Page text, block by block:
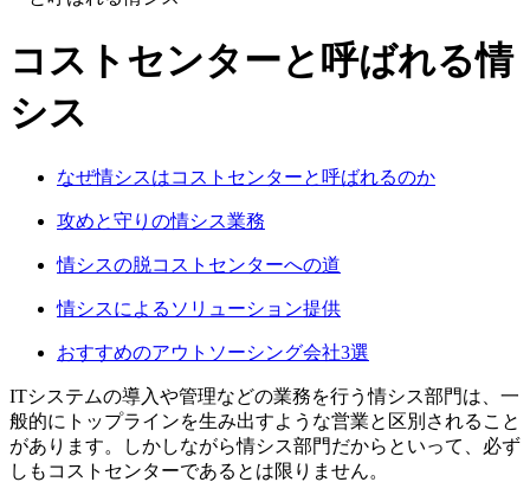
コストセンターと呼ばれる情
シス
なぜ情シスはコストセンターと呼ばれるのか
攻めと守りの情シス業務
情シスの脱コストセンターへの道
情シスによるソリューション提供
おすすめのアウトソーシング会社3選
ITシステムの導入や管理などの業務を行う情シス部門は、一
般的にトップラインを生み出すような営業と区別されること
があります。しかしながら情シス部門だからといって、必ず
しもコストセンターであるとは限りません。